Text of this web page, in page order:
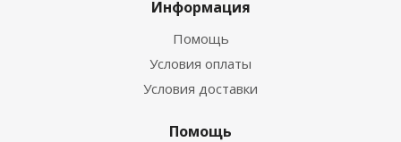
Информация
Помощь
Условия оплаты
Условия доставки
Помощь